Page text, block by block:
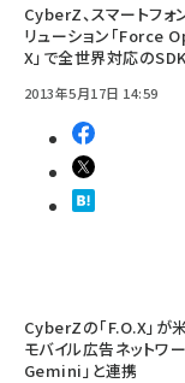
CyberZ、スマートフォ
リューション「Force
X」で全世界対応のSDK
2013年5月17日 14:59
CyberZの「F.O.X」が
モバイル広告ネットワ
Gemini」と連携